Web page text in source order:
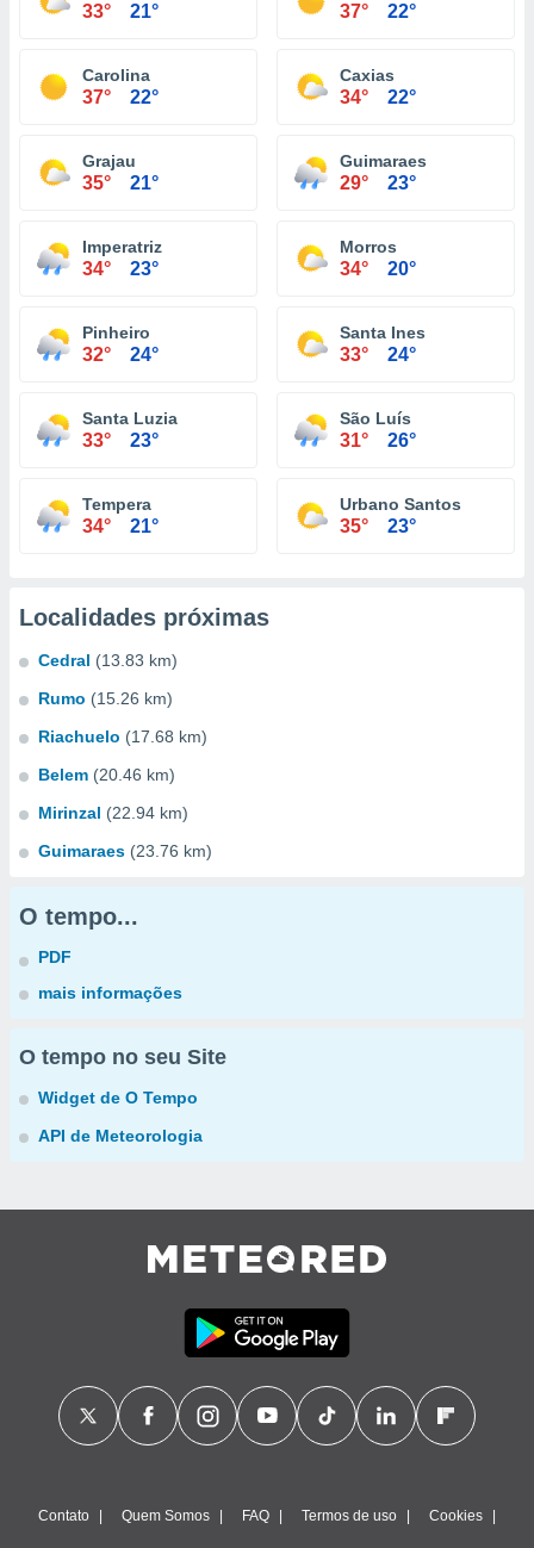
33° 21° 37° 22°
Carolina
37° 22°
Caxias
34° 22°
Grajau
35° 21°
Guimaraes
29° 23°
Imperatriz
34° 23°
Morros
34° 20°
Pinheiro
32° 24°
Santa Ines
33° 24°
Santa Luzia
33° 23°
São Luís
31° 26°
Tempera
34° 21°
Urbano Santos
35° 23°
Localidades próximas
Cedral (13.83 km)
Rumo (15.26 km)
Riachuelo (17.68 km)
Belem (20.46 km)
Mirinzal (22.94 km)
Guimaraes (23.76 km)
O tempo...
PDF
mais informações
O tempo no seu Site
Widget de O Tempo
API de Meteorologia
Contato Quem Somos FAQ Termos de uso Cookies